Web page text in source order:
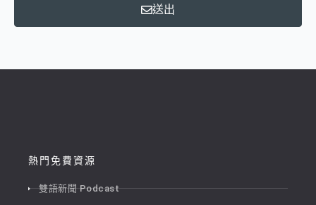
送出
熱門免費資源
雙語新聞 Podcast